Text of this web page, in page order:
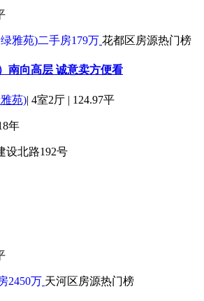
花都区房源热门榜
南向高层 诚意卖方便看
苑)| 4室2厅 | 124.97平
年
设北路192号
天河区房源热门榜